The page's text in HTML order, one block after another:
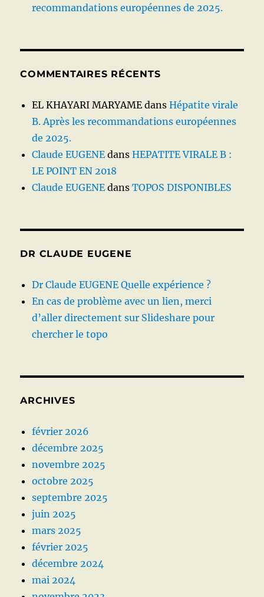
recommandations européennes de 2025.
COMMENTAIRES RÉCENTS
EL KHAYARI MARYAME dansHépatite virale
B. Après les recommandations européennes
de 2025.
Claude EUGENE dansHEPATITE VIRALE B :
LE POINT EN 2018
Claude EUGENE dansTOPOS DISPONIBLES
DR CLAUDE EUGENE
Dr Claude EUGENE Quelle expérience ?
En cas de problème avec un lien, merci
d’aller directement sur Slideshare pour
chercher le topo
ARCHIVES
février 2026
décembre 2025
novembre 2025
octobre 2025
septembre 2025
juin 2025
mars 2025
février 2025
décembre 2024
mai 2024